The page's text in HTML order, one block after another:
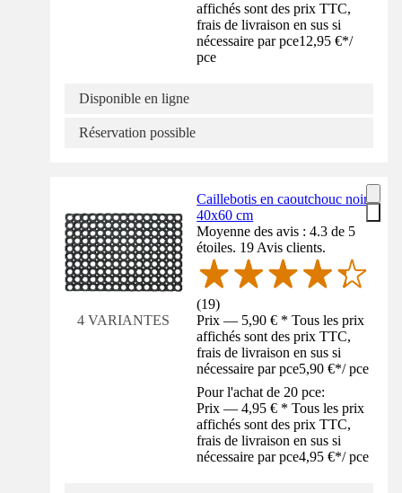
affichés sont des prix TTC,
frais de livraison en sus si
nécessaire par pce12,95 €*/
pce
Disponible en ligne
Réservation possible
4 VARIANTES
Caillebotis en caoutchouc noir
40x60 cm
Moyenne des avis : 4.3 de 5
étoiles. 19 Avis clients.
(19)
Prix — 5,90 € * Tous les prix
affichés sont des prix TTC,
frais de livraison en sus si
nécessaire par pce5,90 €*/ pce
Pour l'achat de 20 pce:
Prix — 4,95 € * Tous les prix
affichés sont des prix TTC,
frais de livraison en sus si
nécessaire par pce4,95 €*/ pce